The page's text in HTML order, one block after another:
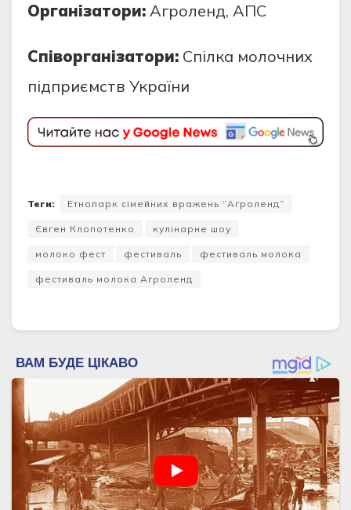
Організатори: Агроленд, АПС
Співорганізатори: Спілка молочних
підприємств України
Теги: Етнопарк сімейних вражень “Агроленд”
Євген Клопотенко кулінарне шоу
молоко фест фестиваль фестиваль молока
фестиваль молока Агроленд